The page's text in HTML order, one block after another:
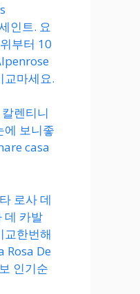
인트. 요
부터 10
교마세요.
렌티니
에 보니좋
casa
로사 데
데 카발
교한번해
Rosa De
인기순